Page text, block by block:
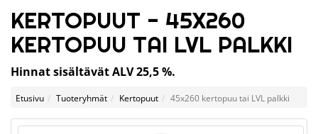
KERTOPUUT - 45X260
KERTOPUU TAI LVL PALKKI
Hinnat sisältävät ALV 25,5 %.
Etusivu Tuoteryhmät Kertopuut 45x260 kertopuu tai LVL palkki